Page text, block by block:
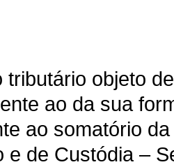
tributário objeto
ao da sua
ao somatório
e de Custódia –